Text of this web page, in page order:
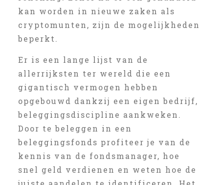
kan worden in nieuwe zaken als
cryptomunten, zijn de mogelijkheden
beperkt.
Er is een lange lijst van de
allerrijksten ter wereld die een
gigantisch vermogen hebben
opgebouwd dankzij een eigen bedrijf,
beleggingsdiscipline aankweken.
Door te beleggen in een
beleggingsfonds profiteer je van de
kennis van de fondsmanager, hoe
snel geld verdienen en weten hoe de